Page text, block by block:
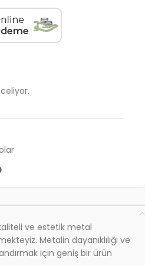
ve estetik metal
Metalin dayanıklılığı ve
için geniş bir ürün